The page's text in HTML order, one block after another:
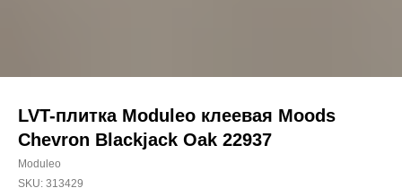
LVT-плитка Moduleo клеевая Moods
Chevron Blackjack Oak 22937
Moduleo
SKU: 313429